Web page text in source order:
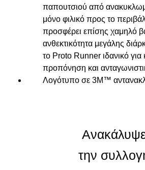
παπουτσιού από
μόνο φιλικό προς το
προσφέρει επίσης χαμηλό
ανθεκτικότητα μεγάλης
το Proto Runner ιδανικό
προπόνηση και
Λογότυπο σε 3M™
την